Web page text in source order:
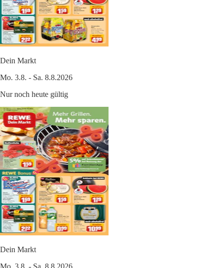
Dein Markt
Mo. 3.8. - Sa. 8.8.2026
Nur noch heute gültig
Dein Markt
Mo. 3.8. - Sa. 8.8.2026